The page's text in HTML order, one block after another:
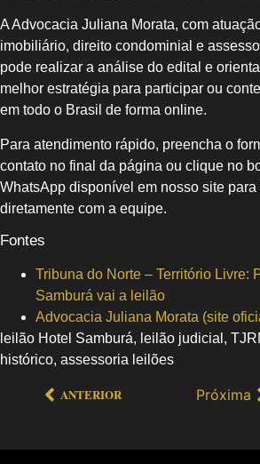
A Advocacia Juliana Morata, com
imobiliário, direito condominial e
pode realizar a análise do edital e
melhor estratégia para participar ou
em todo o Brasil de forma online.
Para atendimento rápido, preencha o
contato no final da página ou clique no
WhatsApp disponível em nosso site para
diretamente com a equipe.
Fontes
Tribuna do Norte – Território Livre:
Samburá vai a leilão
Advocacia Juliana Morata (site
leilão Hotel Samburá, leilão judicial,
histórico, assessoria leilões
ANTERIOR Próxima